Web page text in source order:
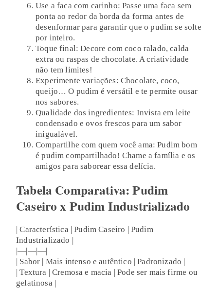
Use a faca com carinho: Passe uma faca sem
ponta ao redor da borda da forma antes de
desenformar para garantir que o pudim se solte
por inteiro.
Toque final: Decore com coco ralado, calda
extra ou raspas de chocolate. A criatividade
não tem limites!
Experimente variações: Chocolate, coco,
queijo… O pudim é versátil e te permite ousar
nos sabores.
Qualidade dos ingredientes: Invista em leite
condensado e ovos frescos para um sabor
inigualável.
Compartilhe com quem você ama: Pudim bom
é pudim compartilhado! Chame a família e os
amigos para saborear essa delícia.
Tabela Comparativa: Pudim
Caseiro x Pudim Industrializado
| Característica | Pudim Caseiro | Pudim
Industrializado |
|—|—|—|
| Sabor | Mais intenso e autêntico | Padronizado |
| Textura | Cremosa e macia | Pode ser mais firme ou
gelatinosa |